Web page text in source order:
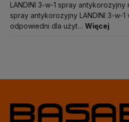
LANDINI 3-w-1 spray
spray antykorozyjny LANDINI 3-w-
odpowiedni dla użyt… Więcej